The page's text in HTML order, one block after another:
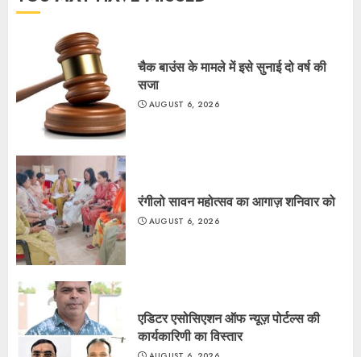
चैक बाउंस के मामले में इसे सुनाई दो वर्ष की
सजा
AUGUST 6, 2026
रंगीलो सावन महोत्सव का आगाज़ शनिवार को
AUGUST 6, 2026
एडिटर एसोसिएशन ऑफ न्यूज़ पोर्टल्स की
कार्यकारिणी का विस्तार